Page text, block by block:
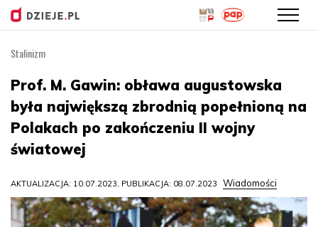
treści
Stalinizm
Prof. M. Gawin: obława augustowska
była największą zbrodnią popełnioną na
Polakach po zakończeniu II wojny
światowej
AKTUALIZACJA: 10.07.2023, PUBLIKACJA: 08.07.2023 Wiadomości